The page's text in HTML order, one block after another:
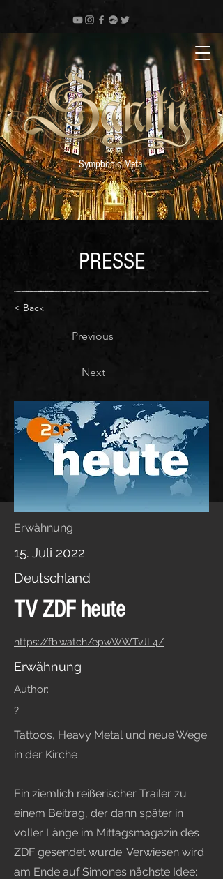
Symphonic Metal
PRESSE
< Back
Previous
Next
Erwähnung
15. Juli 2022
Deutschland
TV ZDF heute
https://fb.watch/epwWWTvJL4/
Erwähnung
Author:
?
Tattoos, Heavy Metal und neue Wege
in der Kirche
Ein ziemlich reißerischer Trailer zu
einem Beitrag, der dann später in
voller Länge im Mittagsmagazin des
ZDF gesendet wurde. Verwiesen wird
am Ende auf Simones nächste Idee: